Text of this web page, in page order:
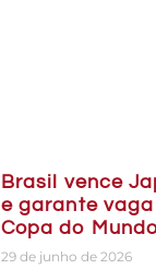
Brasil vence
e garante
Copa do
29 de junho de 2026